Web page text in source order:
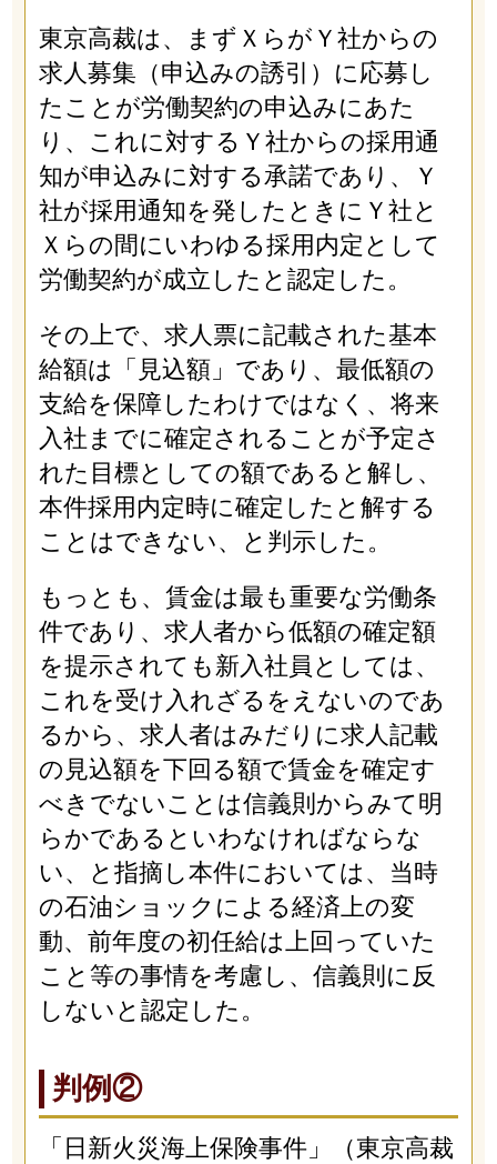
東京高裁は、まずＸらがＹ社からの
求人募集（申込みの誘引）に応募し
たことが労働契約の申込みにあた
り、これに対するＹ社からの採用通
知が申込みに対する承諾であり、Ｙ
社が採用通知を発したときにＹ社と
Ｘらの間にいわゆる採用内定として
労働契約が成立したと認定した。
その上で、求人票に記載された基本
給額は「見込額」であり、最低額の
支給を保障したわけではなく、将来
入社までに確定されることが予定さ
れた目標としての額であると解し、
本件採用内定時に確定したと解する
ことはできない、と判示した。
もっとも、賃金は最も重要な労働条
件であり、求人者から低額の確定額
を提示されても新入社員としては、
これを受け入れざるをえないのであ
るから、求人者はみだりに求人記載
の見込額を下回る額で賃金を確定す
べきでないことは信義則からみて明
らかであるといわなければならな
い、と指摘し本件においては、当時
の石油ショックによる経済上の変
動、前年度の初任給は上回っていた
こと等の事情を考慮し、信義則に反
しないと認定した。
判例②
「日新火災海上保険事件」（東京高裁